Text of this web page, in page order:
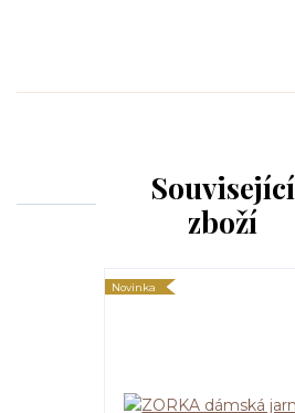
Související
zboží
Novinka